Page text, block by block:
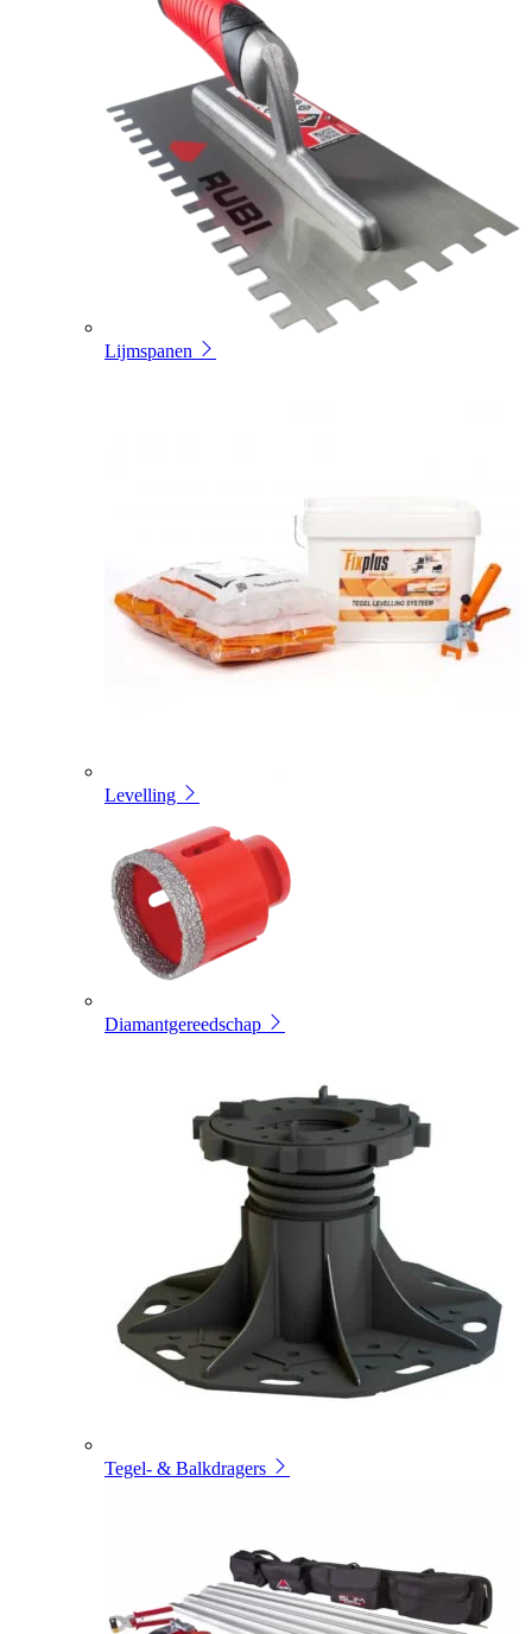
Lijmspanen
Levelling
Diamantgereedschap
Tegel- & Balkdragers